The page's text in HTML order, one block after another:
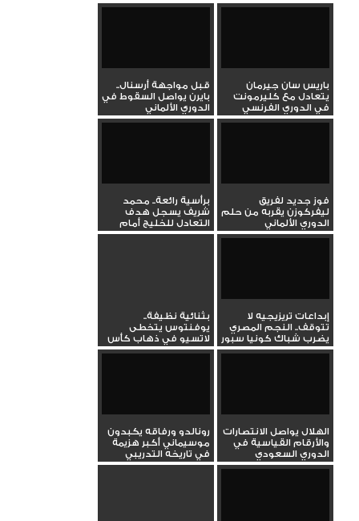
باريس سان جيرمان
يتعادل مع كليرمونت
في الدوري الفرنسي
الممتاز
قبل مواجهة أرسنال..
بايرن يواصل السقوط في
الدوري الألماني
فوز جديد لفريق
ليفركوزن يقربه من حلم
الدوري الألماني
برأسية رائعة.. محمد
شريف يسجل هدف
التعادل للخليج أمام
الهلال في...
إبداعات تريزيجيه لا
تتوقف.. النجم المصري
يضرب شباك كونيا سبور
بهدف...
بثنائية نظيفة..
يوفنتوس يتخطى
لاتسيو في ذهاب كأس
إيطاليا
الهلال يواصل الانتصارات
والأرقام القياسية في
الدوري السعودي
رونالدو ورفاقه يكبدون
موسيماني أكبر هزيمة
في تاريخه التدريبي